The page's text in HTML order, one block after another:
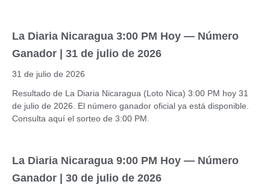
La Diaria Nicaragua 3:00 PM Hoy — Número
Ganador | 31 de julio de 2026
31 de julio de 2026
Resultado de La Diaria Nicaragua (Loto Nica) 3:00 PM hoy 31
de julio de 2026. El número ganador oficial ya está disponible.
Consulta aquí el sorteo de 3:00 PM.
La Diaria Nicaragua 9:00 PM Hoy — Número
Ganador | 30 de julio de 2026